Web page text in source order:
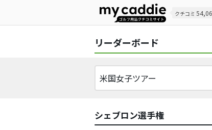
クチコミ
リーダーボード
シェブロン選手権